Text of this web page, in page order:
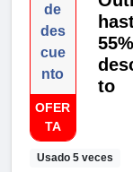
de
des
cue
nto
OFER
TA
Usado 5 veces
to